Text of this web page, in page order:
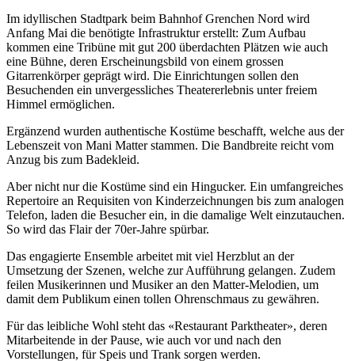
Im idyllischen Stadtpark beim Bahnhof Grenchen Nord wird
Anfang Mai die benötigte Infrastruktur erstellt: Zum Aufbau
kommen eine Tribüne mit gut 200 überdachten Plätzen wie auch
eine Bühne, deren Erscheinungsbild von einem grossen
Gitarrenkörper geprägt wird. Die Einrichtungen sollen den
Besuchenden ein unvergessliches Theatererlebnis unter freiem
Himmel ermöglichen.
Ergänzend wurden authentische Kostüme beschafft, welche aus der
Lebenszeit von Mani Matter stammen. Die Bandbreite reicht vom
Anzug bis zum Badekleid.
Aber nicht nur die Kostüme sind ein Hingucker. Ein umfangreiches
Repertoire an Requisiten von Kinderzeichnungen bis zum analogen
Telefon, laden die Besucher ein, in die damalige Welt einzutauchen.
So wird das Flair der 70er-Jahre spürbar.
Das engagierte Ensemble arbeitet mit viel Herzblut an der
Umsetzung der Szenen, welche zur Aufführung gelangen. Zudem
feilen Musikerinnen und Musiker an den Matter-Melodien, um
damit dem Publikum einen tollen Ohrenschmaus zu gewähren.
Für das leibliche Wohl steht das «Restaurant Parktheater», deren
Mitarbeitende in der Pause, wie auch vor und nach den
Vorstellungen, für Speis und Trank sorgen werden.